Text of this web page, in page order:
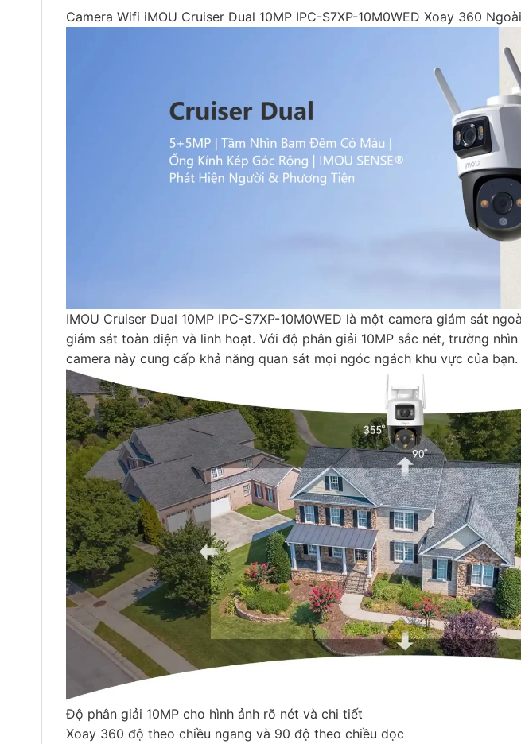
Camera Wifi iMOU Cruiser Dual 10MP IPC-S7XP-10M0WED Xoay 360
IMOU Cruiser Dual 10MP IPC-S7XP-10M0WED là một camera giám sát
giám sát toàn diện và linh hoạt. Với độ phân giải 10MP sắc nét, trường
camera này cung cấp khả năng quan sát mọi ngóc ngách khu vực của bạn.
Độ phân giải 10MP cho hình ảnh rõ nét và chi tiết
Xoay 360 độ theo chiều ngang và 90 độ theo chiều dọc